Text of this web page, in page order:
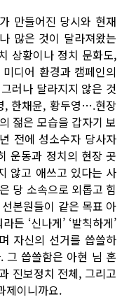
만들어진 당시와 현재
많은 것이 달라져왔는
상황이나 정치 문화도,
디어 환경과 캠페인의
러나 달라지지 않은 것
, 한채윤, 황두영….현장
젊은 모습을 갑자기 보
전에 성소수자 당사자
운동과 정치의 현장 곳
않고 애쓰고 있다는 사
당 소속으로 외롭고 힘
본원들이 같은 목표 아
든 ‘신나게’ ‘발칙하게’
자신의 선거를 씁쓸하
그 씁쓸함은 아현 님 혼
진보정치 전체, 그리고
제이니까요.